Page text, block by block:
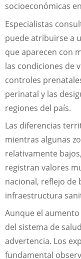
socioeconómicas
Especialistas
puede atribuirse a
que aparecen con
las condiciones de
controles
perinatal y las
regiones del país.
Las diferencias
mientras algunas
relativamente
registran valores
nacional, reflejo de
infraestructura
Aunque el
del sistema de
advertencia. Los
fundamental